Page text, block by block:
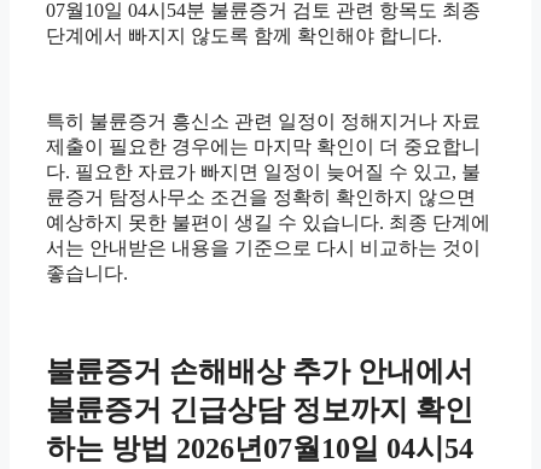
07월10일 04시54분 불륜증거 검토 관련 항목도 최종
단계에서 빠지지 않도록 함께 확인해야 합니다.
특히 불륜증거 흥신소 관련 일정이 정해지거나 자료
제출이 필요한 경우에는 마지막 확인이 더 중요합니
다. 필요한 자료가 빠지면 일정이 늦어질 수 있고, 불
륜증거 탐정사무소 조건을 정확히 확인하지 않으면
예상하지 못한 불편이 생길 수 있습니다. 최종 단계에
서는 안내받은 내용을 기준으로 다시 비교하는 것이
좋습니다.
불륜증거 손해배상 추가 안내에서
불륜증거 긴급상담 정보까지 확인
하는 방법 2026년07월10일 04시54